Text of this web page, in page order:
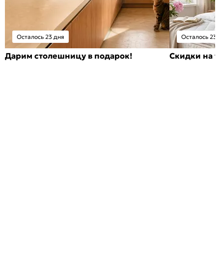
Осталось 23 дня
Дарим столешницу в подарок!
Осталось 23
Скидки на